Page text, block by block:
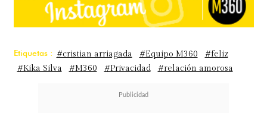
Etiquetas : #cristian arriagada #Equipo M360
#feliz
#Kika Silva
#M360 #Privacidad #relación amorosa